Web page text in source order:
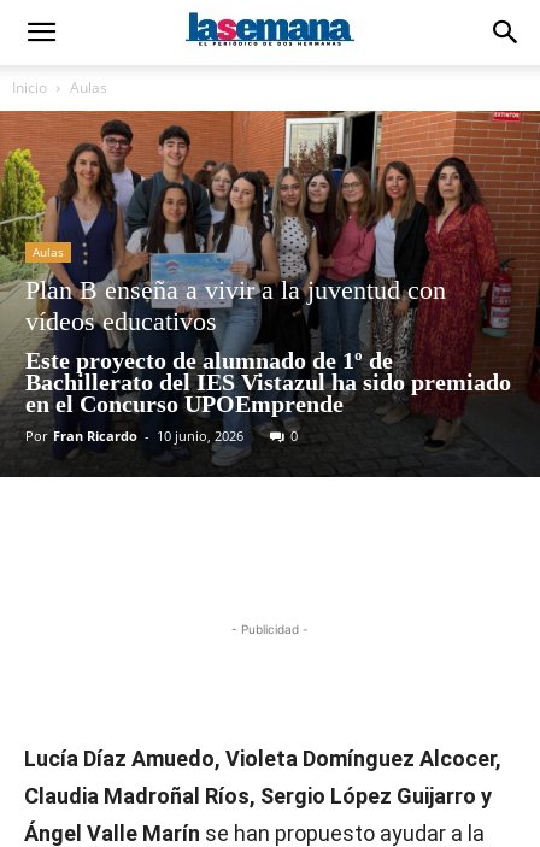
Inicio Aulas
Aulas
Plan B enseña a vivir a la juventud con
vídeos educativos
Este proyecto de alumnado de 1º de
Bachillerato del IES Vistazul ha sido premiado
en el Concurso UPOEmprende
Por Fran Ricardo - 10 junio, 2026 0
- Publicidad -
Lucía Díaz Amuedo, Violeta Domínguez Alcocer,
Claudia Madroñal Ríos, Sergio López Guijarro y
Ángel Valle Marín se han propuesto ayudar a la